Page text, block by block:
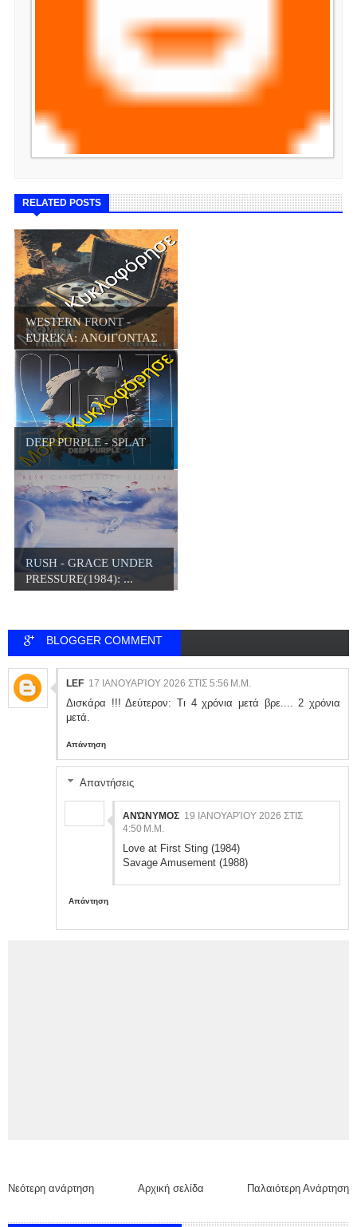
RELATED POSTS
WESTERN FRONT -
EUREKA: ΑΝΟΙΓΟΝΤΑΣ
...
DEEP PURPLE - SPLAT
RUSH - GRACE UNDER
PRESSURE(1984): ...
BLOGGER COMMENT
LEF 17 ΙΑΝΟΥΑΡΊΟΥ 2026 ΣΤΙΣ 5:56 Μ.Μ.
Δισκάρα !!! Δεύτερον: Τι 4 χρόνια μετά βρε.... 2 χρόνια
μετά.
Απάντηση
Απαντήσεις
ΑΝΏΝΥΜΟΣ 19 ΙΑΝΟΥΑΡΊΟΥ 2026 ΣΤΙΣ
4:50 Μ.Μ.
Love at First Sting (1984)
Savage Amusement (1988)
Απάντηση
Νεότερη ανάρτηση Παλαιότερη Ανάρτηση
Αρχική σελίδα